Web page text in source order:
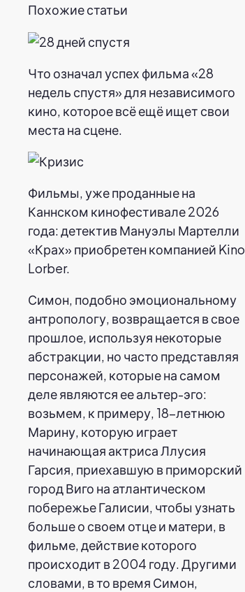
Похожие статьи
Что означал успех фильма «28
недель спустя» для независимого
кино, которое всё ещё ищет свои
места на сцене.
Фильмы, уже проданные на
Каннском кинофестивале 2026
года: детектив Мануэлы Мартелли
«Крах» приобретен компанией Kino
Lorber.
Симон, подобно эмоциональному
антропологу, возвращается в свое
прошлое, используя некоторые
абстракции, но часто представляя
персонажей, которые на самом
деле являются ее альтер-эго:
возьмем, к примеру, 18-летнюю
Марину, которую играет
начинающая актриса Ллусия
Гарсия, приехавшую в приморский
город Виго на атлантическом
побережье Галисии, чтобы узнать
больше о своем отце и матери, в
фильме, действие которого
происходит в 2004 году. Другими
словами, в то время Симон,